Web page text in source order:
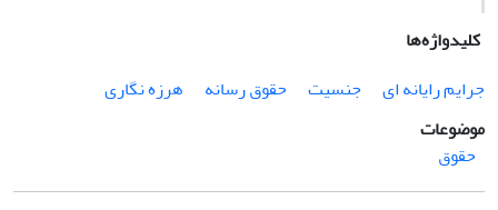
کلیدواژه‌ها
جرایم رایانه ای
جنسیت حقوق رسانه
هرزه نگاری
موضوعات
حقوق